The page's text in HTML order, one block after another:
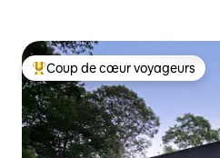
Coups de cœur voyageurs les
Coup de cœur voyageurs